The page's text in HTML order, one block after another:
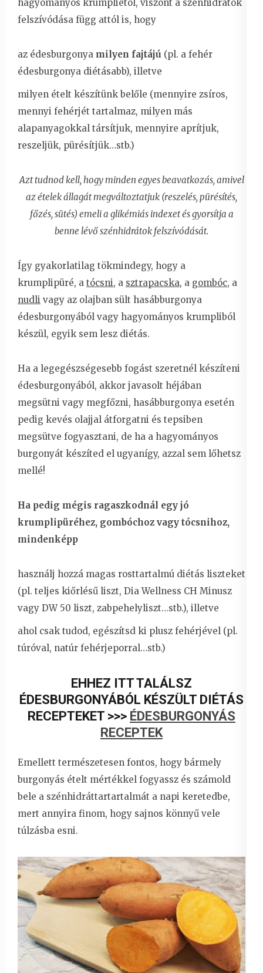
hagyományos krumpliétól, viszont a szénhidrátok
felszívódása függ attól is, hogy
az édesburgonya milyen fajtájú (pl. a fehér
édesburgonya diétásabb), illetve
milyen ételt készítünk belőle (mennyire zsíros,
mennyi fehérjét tartalmaz, milyen más
alapanyagokkal társítjuk, mennyire aprítjuk,
reszeljük, pürésítjük…stb.)
Azt tudnod kell, hogy minden egyes beavatkozás, amivel
az ételek állagát megváltoztatjuk (reszelés, pürésítés,
főzés, sütés) emeli a glikémiás indexet és gyorsítja a
benne lévő szénhidrátok felszívódását.
Így gyakorlatilag tökmindegy, hogy a
krumplipüré, a tócsni, a sztrapacska, a gombóc, a
nudli vagy az olajban sült hasábburgonya
édesburgonyából vagy hagyományos krumpliból
készül, egyik sem lesz diétás.
Ha a legegészségesebb fogást szeretnél készíteni
édesburgonyából, akkor javasolt héjában
megsütni vagy megfőzni, hasábburgonya esetén
pedig kevés olajjal átforgatni és tepsiben
megsütve fogyasztani, de ha a hagyományos
burgonyát készíted el ugyanígy, azzal sem lőhetsz
mellé!
Ha pedig mégis ragaszkodnál egy jó
krumplipüréhez, gombóchoz vagy tócsnihoz,
mindenképp
használj hozzá magas rosttartalmú diétás liszteket
(pl. teljes kiőrlésű liszt, Dia Wellness CH Minusz
vagy DW 50 liszt, zabpehelyliszt…stb.), illetve
ahol csak tudod, egészítsd ki plusz fehérjével (pl.
túróval, natúr fehérjeporral…stb.)
EHHEZ ITT TALÁLSZ
ÉDESBURGONYÁBÓL KÉSZÜLT DIÉTÁS
RECEPTEKET >>> ÉDESBURGONYÁS
RECEPTEK
Emellett természetesen fontos, hogy bármely
burgonyás ételt mértékkel fogyassz és számold
bele a szénhidráttartartalmát a napi keretedbe,
mert annyira finom, hogy sajnos könnyű vele
túlzásba esni.